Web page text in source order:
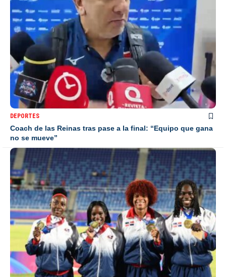
DEPORTES
Coach de las Reinas tras pase a la final: “Equipo que gana
no se mueve”